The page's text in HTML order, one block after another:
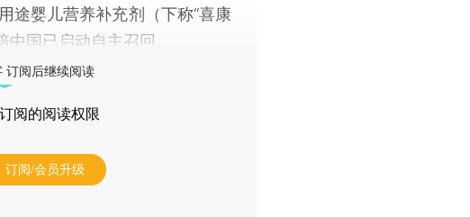
途婴儿营养补充剂（下称“喜康
国已启动自主召回。
订阅后继续阅读
阅的阅读权限
订阅/会员升级